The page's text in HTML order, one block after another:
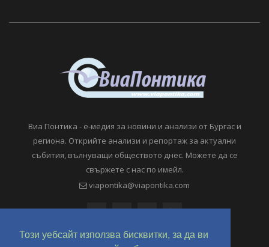
Този уебсайт използва бисквитки, за да ви
Виа Понтика - е-медия за новини и анализи от Бургас и
региона. Открийте анализи и репортаж за актуални
събития, вълнуващи обществото днес. Можете да се
свържете с нас по имейл.
viapontika@viapontika.com